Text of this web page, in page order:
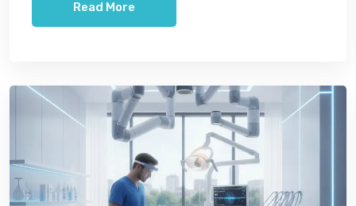
Read More